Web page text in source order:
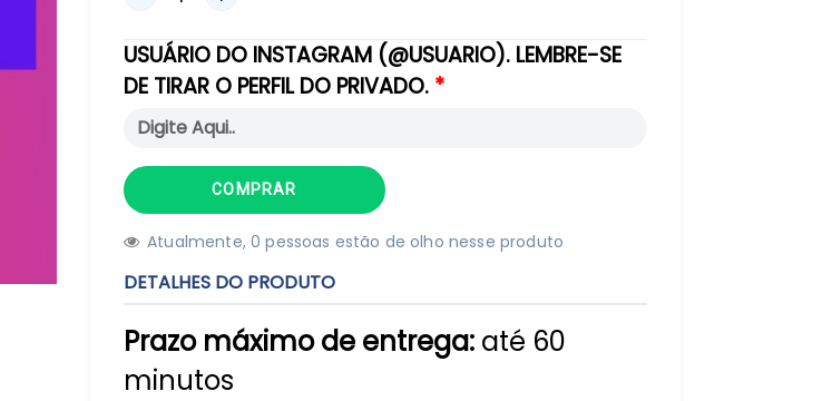
USUÁRIO DO INSTAGRAM (@USUARIO). LEMBRE-SE
DE TIRAR O PERFIL DO PRIVADO.
COMPRAR
Atualmente,9 1pessoas estão de olho nesse produto
DETALHES DO PRODUTO
Prazo máximo de entrega: até 60
minutos